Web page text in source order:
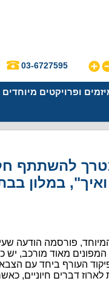
03-6727595
ופרויקטים מיוחדים
להשתתף
במלון
פורסמה הודעה
המפונים מאוד מורכב, יש
העורף ביחד עם
דברים חיוניים,